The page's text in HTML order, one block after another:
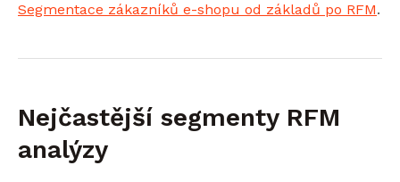
Segmentace zákazníků e-shopu od základů po RFM.
Nejčastější segmenty RFM
analýzy